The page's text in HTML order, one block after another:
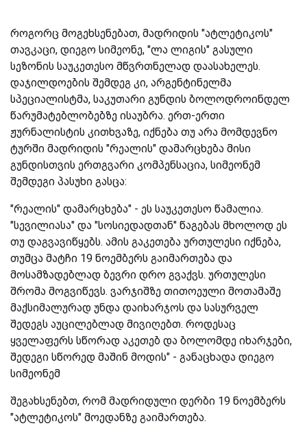
როგორც მოგეხსენებათ, მადრიდის "ატლეტიკოს"
თავკაცი, დიეგო სიმეონე, "ლა ლიგის" გასული
სეზონის საუკეთესო მწვრთნელად დაასახელეს.
დაჯილდოების შემდეგ კი, არგენტინელმა
სპეციალისტმა, საკუთარი გუნდის ბოლოდროინდელ
წარუმატებლობებზე ისაუბრა. ერთ-ერთი
ჟურნალისტის კითხვაზე, იქნება თუ არა მომდევნო
ტურში მადრიდის "რეალის" დამარცხება მისი
გუნდისთვის ერთგვარი კომპენსაცია, სიმეონემ
შემდეგი პასუხი გასცა:
"რეალის" დამარცხება" - ეს საუკეთესო წამალია.
"სევილიასა" და "სოსიედადთან" წაგებას მხოლოდ ეს
თუ დაგვავიწყებს. ამის გაკეთება ურთულესი იქნება,
თუმცა მატჩი 19 ნოემბერს გაიმართება და
მოსამზადებლად ბევრი დრო გვაქვს. ურთულესი
შრომა მოგვიწევს. ვარჯიშზე თითოეული მოთამაშე
მაქსიმალურად უნდა დაიხარჯოს და სასურველ
შედეგს აუცილებლად მივიღებთ. როდესაც
ყველაფერს სწორად აკეთებ და ბოლომდე იხარჯები,
შედეგი სწორედ მაშინ მოდის" - განაცხადა დიეგო
სიმეონემ
შეგახსენებთ, რომ მადრიდული დერბი 19 ნოემბერს
"ატლეტიკოს" მოედანზე გაიმართება.